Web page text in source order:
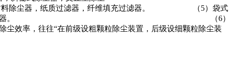
器，纤维填充过滤器。 （5）袋式
振动式除尘器，脉冲喷吹式除尘器。 （6）
往往“在前级设粗颗粒除尘装置，后级设细颗粒除尘装